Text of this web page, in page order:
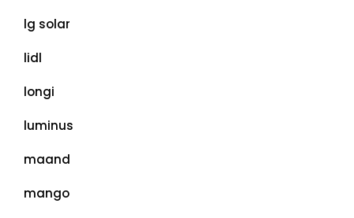
lg solar
lidl
longi
luminus
maand
mango